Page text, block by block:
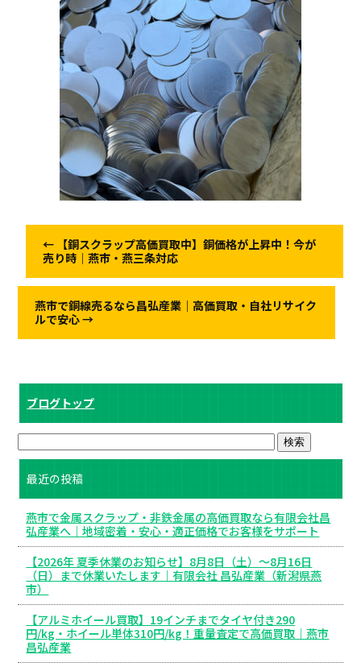
← 【銅スクラップ高価買取中】銅価格が上昇中！今が
売り時｜燕市・燕三条対応
燕市で銅線売るなら昌弘産業｜高価買取・自社リサイク
ルで安心→
ブログトップ
最近の投稿
燕市で金属スクラップ・非鉄金属の高価買取なら有限会社昌
弘産業へ｜地域密着・安心・適正価格でお客様をサポート
【2026年 夏季休業のお知らせ】8月8日（土）～8月16日
（日）まで休業いたします｜有限会社 昌弘産業（新潟県燕
市）
【アルミホイール買取】19インチまでタイヤ付き290
円/kg・ホイール単体310円/kg！重量査定で高価買取｜燕市
昌弘産業